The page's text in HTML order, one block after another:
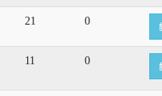
21 0
11 0